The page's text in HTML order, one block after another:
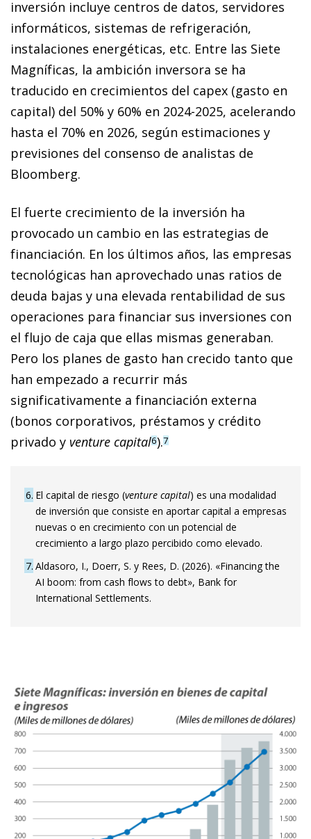
inversión incluye centros de datos, servidores
informáticos, sistemas de refrigeración,
instalaciones energéticas, etc. Entre las Siete
Magníficas, la ambición inversora se ha
traducido en crecimientos del capex (gasto en
capital) del 50% y 60% en 2024-2025, acelerando
hasta el 70% en 2026, según estimaciones y
previsiones del consenso de analistas de
Bloomberg.
El fuerte crecimiento de la inversión ha
provocado un cambio en las estrategias de
financiación. En los últimos años, las empresas
tecnológicas han aprovechado unas ratios de
deuda bajas y una elevada rentabilidad de sus
operaciones para financiar sus inversiones con
el flujo de caja que ellas mismas generaban.
Pero los planes de gasto han crecido tanto que
han empezado a recurrir más
significativamente a financiación externa
(bonos corporativos, préstamos y crédito
privado y venture capital6).7
6 El capital de riesgo (venture capital) es una modalidad
de inversión que consiste en aportar capital a empresas
nuevas o en crecimiento con un potencial de
crecimiento a largo plazo percibido como elevado.
7 Aldasoro, I., Doerr, S. y Rees, D. (2026). «Financing the
AI boom: from cash flows to debt», Bank for
International Settlements.